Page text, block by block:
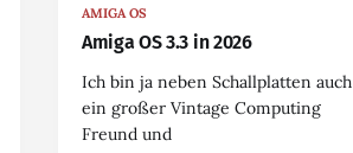
AMIGA OS
Amiga OS 3.3 in 2026
Ich bin ja neben Schallplatten auch
ein großer Vintage Computing
Freund und